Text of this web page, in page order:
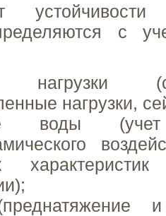
с
нагрузки
нагрузки,
воды (учет